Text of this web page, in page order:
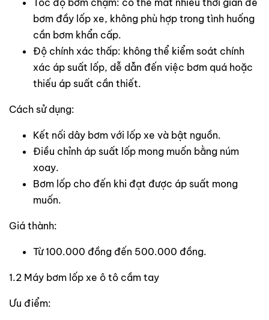
bơm đầy lốp xe, không phù hợp trong tình huống
cần bơm khẩn cấp.
Độ chính xác thấp: không thể kiểm soát chính
xác áp suất lốp, dễ dẫn đến việc bơm quá hoặc
thiếu áp suất cần thiết.
Cách sử dụng:
Kết nối dây bơm với lốp xe và bật nguồn.
Điều chỉnh áp suất lốp mong muốn bằng núm
xoay.
Bơm lốp cho đến khi đạt được áp suất mong
muốn.
Giá thành:
Từ 100.000 đồng đến 500.000 đồng.
1.2 Máy bơm lốp xe ô tô cầm tay
Ưu điểm: